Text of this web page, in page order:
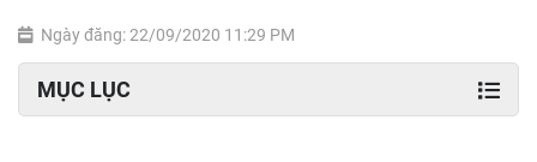
Ngày đăng: 22/09/2020 11:29 PM
MỤC LỤC